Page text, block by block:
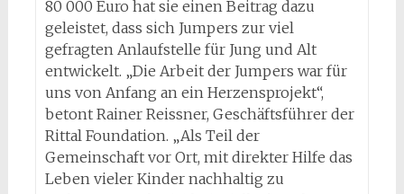
80 000 Euro hat sie einen Beitrag dazu
geleistet, dass sich Jumpers zur viel
gefragten Anlaufstelle für Jung und Alt
entwickelt. „Die Arbeit der Jumpers war für
uns von Anfang an ein Herzensprojekt“,
betont Rainer Reissner, Geschäftsführer der
Rittal Foundation. „Als Teil der
Gemeinschaft vor Ort, mit direkter Hilfe das
Leben vieler Kinder nachhaltig zu